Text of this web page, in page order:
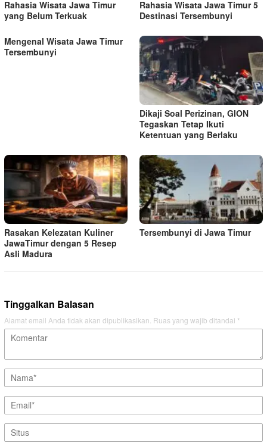
Rahasia Wisata Jawa Timur
yang Belum Terkuak
Rahasia Wisata Jawa Timur 5
Destinasi Tersembunyi
Mengenal Wisata Jawa Timur
Tersembunyi
Dikaji Soal Perizinan, GION
Tegaskan Tetap Ikuti
Ketentuan yang Berlaku
Rasakan Kelezatan Kuliner
JawaTimur dengan 5 Resep
Asli Madura
Tersembunyi di Jawa Timur
Tinggalkan Balasan
Alamat email Anda tidak akan dipublikasikan. Ruas yang wajib ditandai *